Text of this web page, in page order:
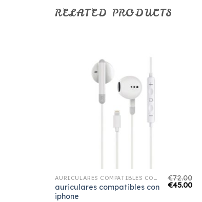
RELATED PRODUCTS
AURICULARES COMPATIBLES CON IPHONE
auriculares compatibles con
iphone
€72.00
€45.00